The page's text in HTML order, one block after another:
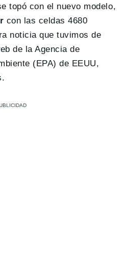
topó con el nuevo modelo,
con las celdas 4680
noticia que tuvimos de
de la Agencia de
(EPA) de EEUU,